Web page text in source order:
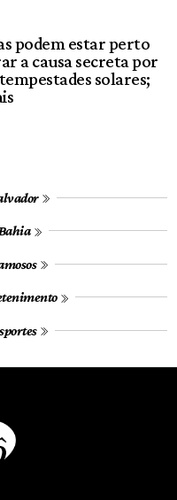
podem estar perto
a causa secreta por
solares;
Bahia